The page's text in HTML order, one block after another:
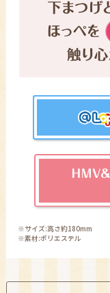
※サイズ:高さ約180mm
※素材:ポリエステル